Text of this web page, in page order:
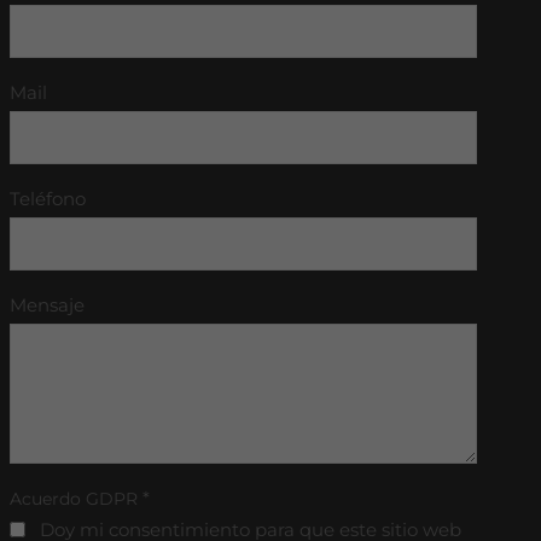
Mail
Teléfono
Mensaje
Acuerdo GDPR *
Doy mi consentimiento para que este sitio web